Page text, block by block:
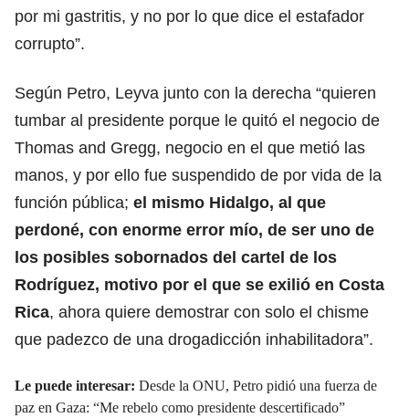
por mi gastritis, y no por lo que dice el estafador
corrupto”.
Según Petro, Leyva junto con la derecha “quieren
tumbar al presidente porque le quitó el negocio de
Thomas and Gregg, negocio en el que metió las
manos, y por ello fue suspendido de por vida de la
función pública; el mismo Hidalgo, al que
perdoné, con enorme error mío, de ser uno de
los posibles sobornados del cartel de los
Rodríguez, motivo por el que se exilió en Costa
Rica, ahora quiere demostrar con solo el chisme
que padezco de una drogadicción inhabilitadora”.
Le puede interesar: Desde la ONU, Petro pidió una fuerza de
paz en Gaza: “Me rebelo como presidente descertificado”